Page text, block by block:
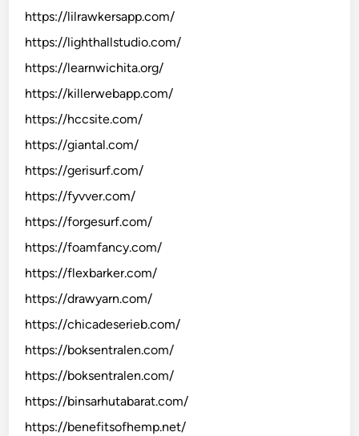
https://lilrawkersapp.com/
https://lighthallstudio.com/
https://learnwichita.org/
https://killerwebapp.com/
https://hccsite.com/
https://giantal.com/
https://gerisurf.com/
https://fyvver.com/
https://forgesurf.com/
https://foamfancy.com/
https://flexbarker.com/
https://drawyarn.com/
https://chicadeserieb.com/
https://boksentralen.com/
https://boksentralen.com/
https://binsarhutabarat.com/
https://benefitsofhemp.net/